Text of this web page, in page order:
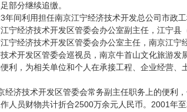
部分继续追缴。
间利用担任南京江宁经济技术开发总公司市政
宁经济技术开发区管委会办公室副主任，江宁
宁经济技术开发区管委会办公室主任，南京江
术开发区管委会巡视员，南京牛首山文化旅游
利，为相关单位和个人在承接工程、企业经营
济技术开发区管委会常务副主任职务上的便利
人员财物共计折合2500万余元人民币。2001年